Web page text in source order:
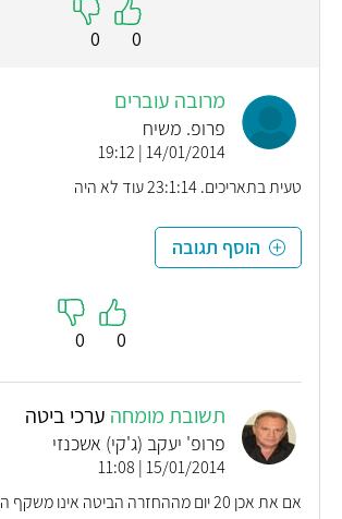
0
0
מרובה עוברים
פרופ. משיח
14/01/2014 | 19:12
טעית בתאריכים. 23:1:14 עוד לא היה
הוסף תגובה
0
0
תשובת מומחה ערכי ביטה
פרופ' יעקב (ג'קי) אשכנזי
15/01/2014 | 11:08
אם את אכן 20 יום מההחזרה הביטה אינו משקף הריון מרובה עוברים